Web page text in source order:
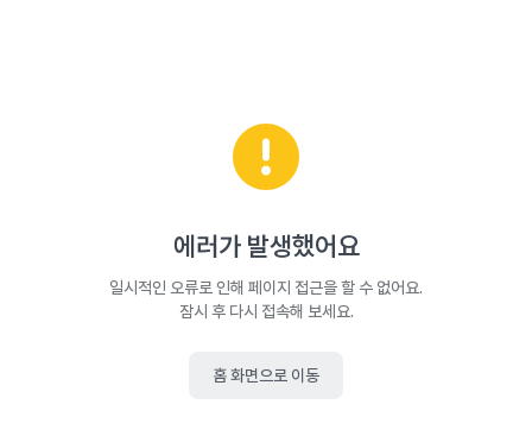
에러가 발생했어요
일시적인 오류로 인해 페이지 접근을 할 수 없어요.
잠시 후 다시 접속해 보세요.
홈 화면으로 이동